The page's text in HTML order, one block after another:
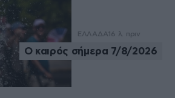
ΕΛΛΑΔΑ 16 λ. πριν
Ο καιρός σήμερα 7/8/2026